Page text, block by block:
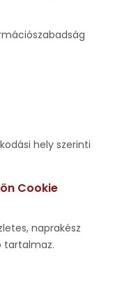
hely szerinti
Cookie
naprakész
tartalmaz.